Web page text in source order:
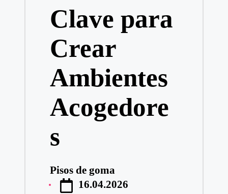
Clave para
Crear
Ambientes
Acogedore
s
Publicado
por
Pisos de goma
16.04.2026